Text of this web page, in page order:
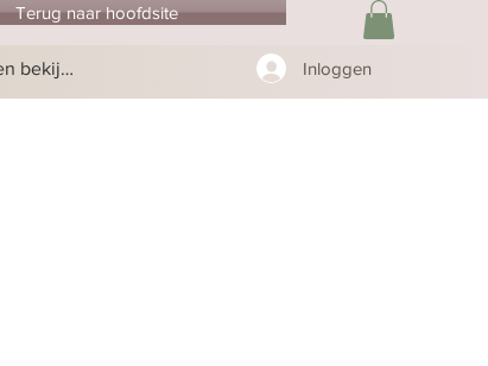
Terug naar hoofdsite
Punten bekijken Inloggen